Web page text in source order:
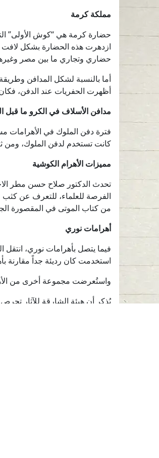
مملكة كرمة
حضارة كرمة هي “كوش الأولى”
ازدهرت هذه الحضارة بشكل لافت
حضاري وتجاري ما بين مصر
أما بالنسبة لشكل المدافن
أظهرت الحفريات عند الدفن،
مدافن الأسلاف في الكرو ما قبل
فترة دفن الملوك في الأهرامات
كانت تستخدم لدفن الملوك، ومن
مميزات الأهرام الكوشية
تحدث الدكتور صلاح حسن مطر
الفرصة للعلماء، للتعرف عن كثب
من كتاب الموتى في المقصورة
أهرامات نوري
فيما يتصل بأهرامات نوري، انتقل
استخدمت كان رديئة جداً مقارنة
واستُعرضت مجموعة أخرى من
يُذكر أن هيئة الشارقة للآثار